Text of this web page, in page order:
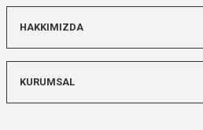
HAKKIMIZDA
KURUMSAL